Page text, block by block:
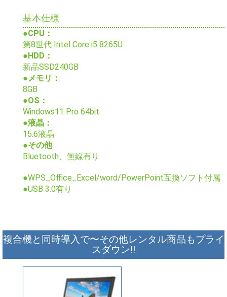
基本仕様
●CPU：
第8世代 Intel Core i5 8265U
●HDD：
新品SSD240GB
●メモリ：
8GB
●OS：
Windows11 Pro 64bit
●液晶：
15.6液晶
●その他
Bluetooth、無線有り
●WPS_Office_Excel/word/PowerPoint互換ソフト付属
●USB 3.0有り
複合機と同時導入で〜その他レンタル商品もプライ
スダウン!!